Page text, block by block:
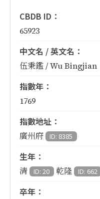
CBDB ID：
65923
中文名 / 英文名：
伍秉鑑 / Wu Bingjian
指數年：
1769
指數地址：
廣州府 ID: 8385
生年：
清 ID: 20 乾隆 ID: 662
卒年：